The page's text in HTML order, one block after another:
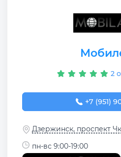
2
+7 (951)
+7 (951)
Дзержинск, проспект
пн-вс 9:00-19:00